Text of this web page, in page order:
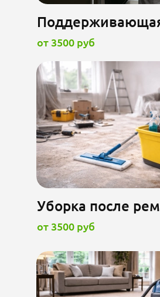
от 3500 руб
Уборка после
от 3500 руб